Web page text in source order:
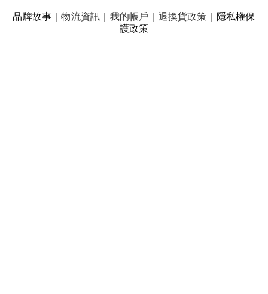
品牌故事 ｜物流資訊 ｜ 我的帳戶 ｜ 退換貨政策 ｜ 隱私權保
護政策